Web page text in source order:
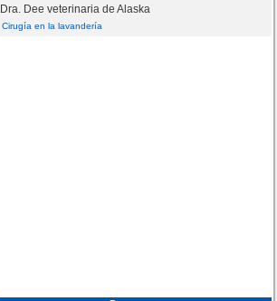
Dra. Dee veterinaria de Alaska
Cirugía en la lavandería